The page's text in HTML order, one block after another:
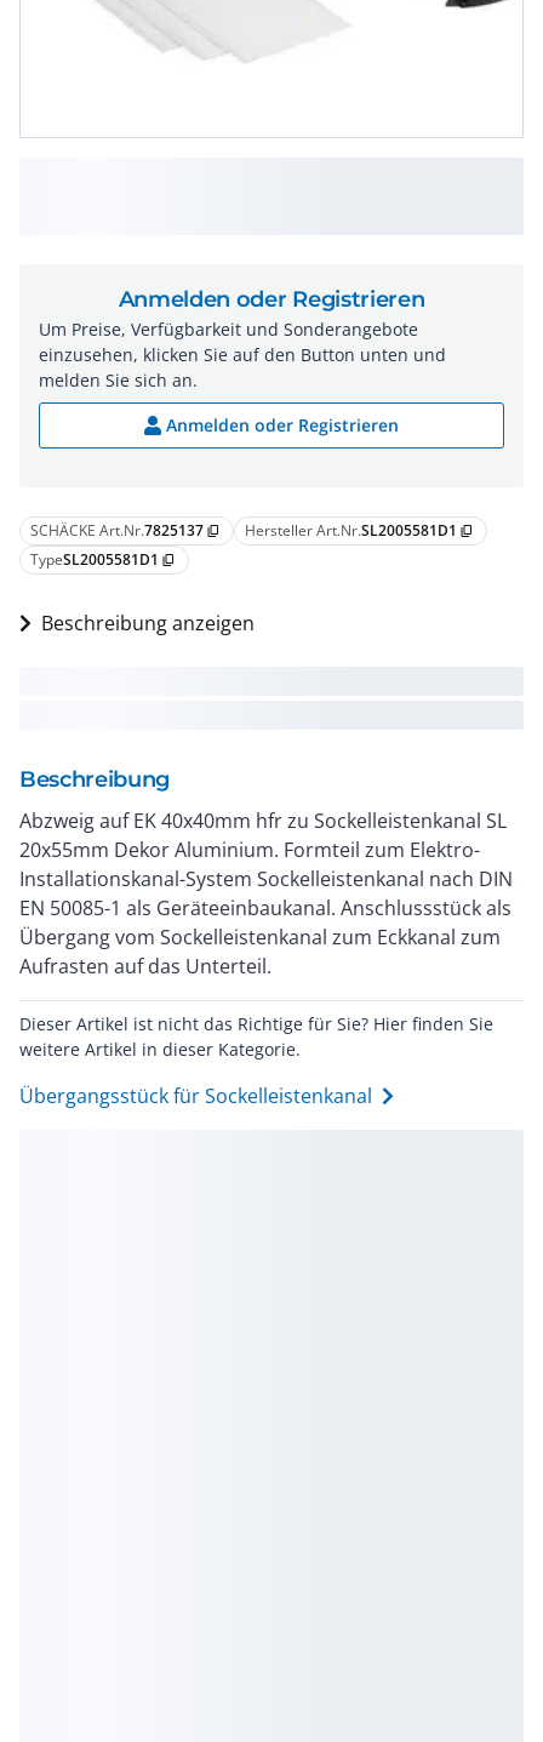
SCHÄCKE Art.Nr.7825137 content_copy Hersteller Art.Nr.SL2005581D1 content_copy
TypeSL2005581D1 content_copy
Beschreibung anzeigen
Beschreibung
Abzweig auf EK 40x40mm hfr zu Sockelleistenkanal SL
20x55mm Dekor Aluminium. Formteil zum Elektro-
Installationskanal-System Sockelleistenkanal nach DIN
EN 50085-1 als Geräteeinbaukanal. Anschlussstück als
Übergang vom Sockelleistenkanal zum Eckkanal zum
Aufrasten auf das Unterteil.
Dieser Artikel ist nicht das Richtige für Sie? Hier finden Sie
weitere Artikel in dieser Kategorie.
Übergangsstück für Sockelleistenkanal
Anmelden oder Registrieren
Um Preise, Verfügbarkeit und Sonderangebote
einzusehen, klicken Sie auf den Button unten und
melden Sie sich an.
Anmelden oder Registrieren